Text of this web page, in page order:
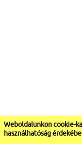
Weboldalunkon cookie-
használhatóság